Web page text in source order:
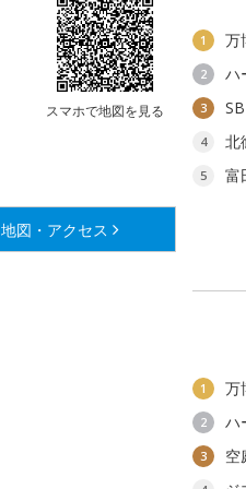
スマホで地図を見る
地図・アクセス
1 万
2 ハ
3
4 北
5 富
1 万
2 ハ
3 空